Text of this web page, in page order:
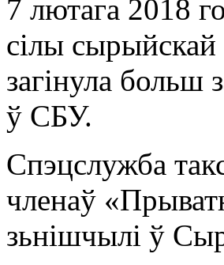
7 лютага 2018
сілы сырыйскай
загінула больш
ў СБУ.
Спэцслужба
членаў
зьнішчылі ў